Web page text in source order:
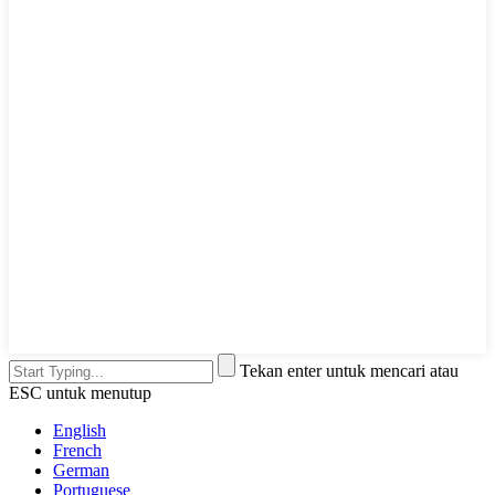
Tekan enter untuk mencari atau
ESC untuk menutup
English
French
German
Portuguese